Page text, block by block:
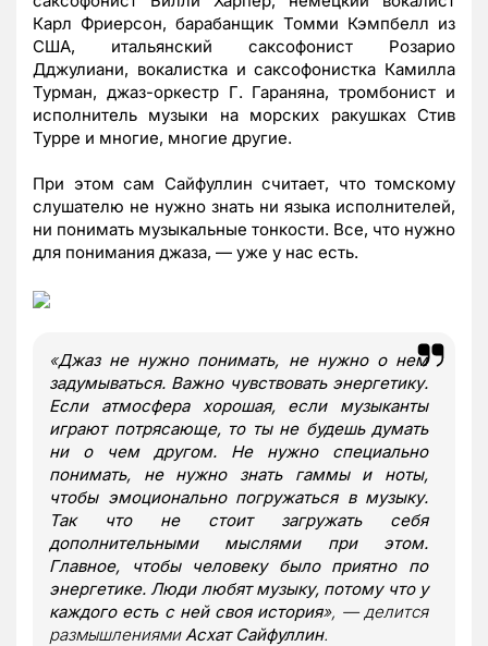
Карл Фриерсон, барабанщик Томми Кэмпбелл из
США, итальянский саксофонист Розарио
Дджулиани, вокалистка и саксофонистка Камилла
Турман, джаз-оркестр Г. Гараняна, тромбонист и
исполнитель музыки на морских ракушках Стив
Турре и многие, многие другие.
При этом сам Сайфуллин считает, что томскому
слушателю не нужно знать ни языка исполнителей,
ни понимать музыкальные тонкости. Все, что нужно
для понимания джаза, — уже у нас есть.
«Джаз не нужно понимать, не нужно о нем
задумываться. Важно чувствовать энергетику.
Если атмосфера хорошая, если музыканты
играют потрясающе, то ты не будешь думать
ни о чем другом. Не нужно специально
понимать, не нужно знать гаммы и ноты,
чтобы эмоционально погружаться в музыку.
Так что не стоит загружать себя
дополнительными мыслями при этом.
Главное, чтобы человеку было приятно по
энергетике. Люди любят музыку, потому что у
каждого есть с ней своя история», — делится
размышлениямиАсхат Сайфуллин.